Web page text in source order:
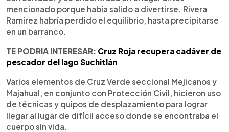
mencionado porque había salido a divertirse. Rivera
Ramírez habría perdido el equilibrio, hasta precipitarse
en un barranco.
TE PODRIA INTERESAR: Cruz Roja recupera cadáver de
pescador del lago Suchitlán
Varios elementos de Cruz Verde seccional Mejicanos y
Majahual, en conjunto con Protección Civil, hicieron uso
de técnicas y quipos de desplazamiento para lograr
llegar al lugar de difícil acceso donde se encontraba el
cuerpo sin vida.